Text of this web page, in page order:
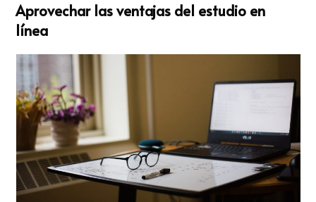
Aprovechar las ventajas del estudio en
línea